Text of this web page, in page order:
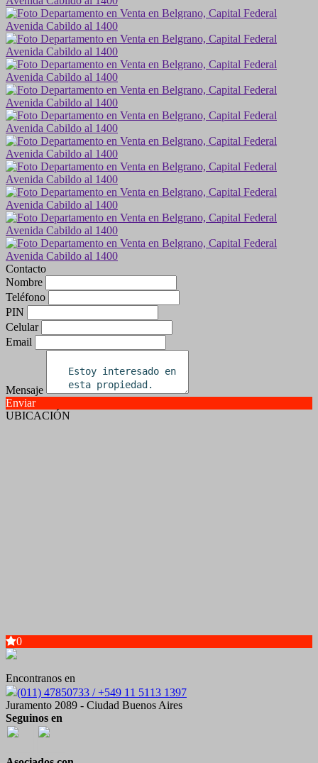
Contacto
Nombre
Teléfono
PIN
Celular
Email
Mensaje
Enviar
UBICACIÓN
0
Encontranos en
(011) 47850733 / +549 11 5113 1397
Juramento 2089 - Ciudad Buenos Aires
Seguinos en